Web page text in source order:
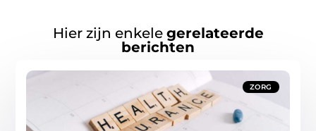
Hier zijn enkele gerelateerde
berichten
ZORG